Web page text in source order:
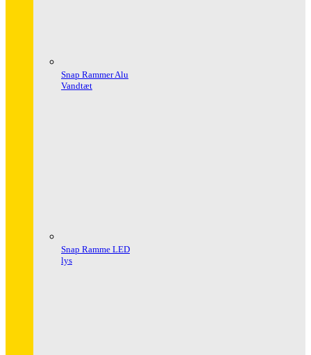
Snap Rammer Alu
Vandtæt
Snap Ramme LED
lys